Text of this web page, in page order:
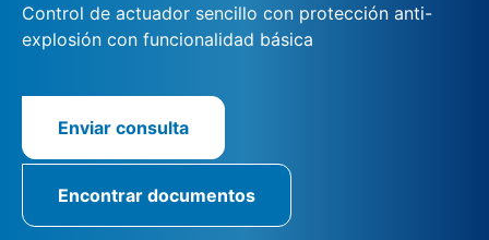
Control de actuador sencillo con protección anti-
explosión con funcionalidad básica
Enviar consulta
Encontrar documentos